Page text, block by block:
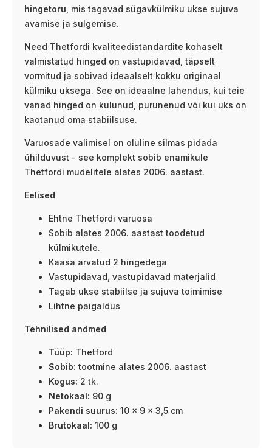
hingetoru , mis tagavad sügavkülmiku ukse sujuva
avamise ja sulgemise.
Need Thetfordi kvaliteedistandardite kohaselt
valmistatud hinged on vastupidavad, täpselt
vormitud ja sobivad ideaalselt kokku originaal
külmiku uksega. See on ideaalne lahendus, kui teie
vanad hinged on kulunud, purunenud või kui uks on
kaotanud oma stabiilsuse.
Varuosade valimisel on oluline silmas pidada
ühilduvust - see komplekt sobib enamikule
Thetfordi mudelitele alates 2006. aastast.
Eelised
Ehtne Thetfordi varuosa
Sobib alates 2006. aastast toodetud
külmikutele.
Kaasa arvatud 2 hingedega
Vastupidavad, vastupidavad materjalid
Tagab ukse stabiilse ja sujuva toimimise
Lihtne paigaldus
Tehnilised andmed
Tüüp: Thetford
Sobib: tootmine alates 2006. aastast
Kogus: 2 tk.
Netokaal: 90 g
Pakendi suurus: 10 × 9 × 3,5 cm
Brutokaal: 100 g